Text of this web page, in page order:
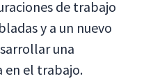
de trabajo
y a un nuevo
una
en el trabajo.